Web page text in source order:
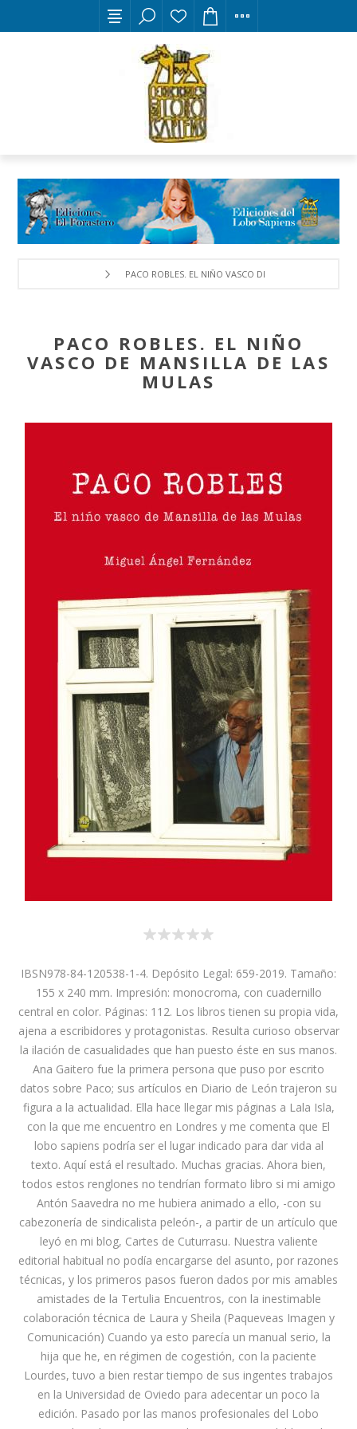
PACO ROBLES. EL NIÑO VASCO DE MANSILLA DE LAS
PACO ROBLES. EL NIÑO
VASCO DE MANSILLA DE LAS
MULAS
IBSN978-84-120538-1-4. Depósito Legal: 659-2019. Tamaño:
155 x 240 mm. Impresión: monocroma, con cuadernillo
central en color. Páginas: 112. Los libros tienen su propia vida,
ajena a escribidores y protagonistas. Resulta curioso observar
la ilación de casualidades que han puesto éste en sus manos.
Ana Gaitero fue la primera persona que puso por escrito
datos sobre Paco; sus artículos en Diario de León trajeron su
figura a la actualidad. Ella hace llegar mis páginas a Lala Isla,
con la que me encuentro en Londres y me comenta que El
lobo sapiens podría ser el lugar indicado para dar vida al
texto. Aquí está el resultado. Muchas gracias. Ahora bien,
todos estos renglones no tendrían formato libro si mi amigo
Antón Saavedra no me hubiera animado a ello, -con su
cabezonería de sindicalista peleón-, a partir de un artículo que
leyó en mi blog, Cartes de Cuturrasu. Nuestra valiente
editorial habitual no podía encargarse del asunto, por razones
técnicas, y los primeros pasos fueron dados por mis amables
amistades de la Tertulia Encuentros, con la inestimable
colaboración técnica de Laura y Sheila (Paqueveas Imagen y
Comunicación) Cuando ya esto parecía un manual serio, la
hija que he, en régimen de cogestión, con la paciente
Lourdes, tuvo a bien restar tiempo de sus ingentes trabajos
en la Universidad de Oviedo para adecentar un poco la
edición. Pasado por las manos profesionales del Lobo